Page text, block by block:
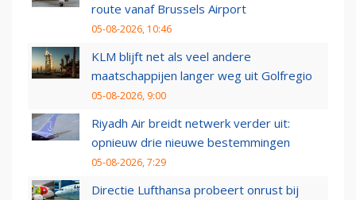
route vanaf Brussels Airport
05-08-2026, 10:46
KLM blijft net als veel andere
maatschappijen langer weg uit Golfregio
05-08-2026, 9:00
Riyadh Air breidt netwerk verder uit:
opnieuw drie nieuwe bestemmingen
05-08-2026, 7:29
Directie Lufthansa probeert onrust bij